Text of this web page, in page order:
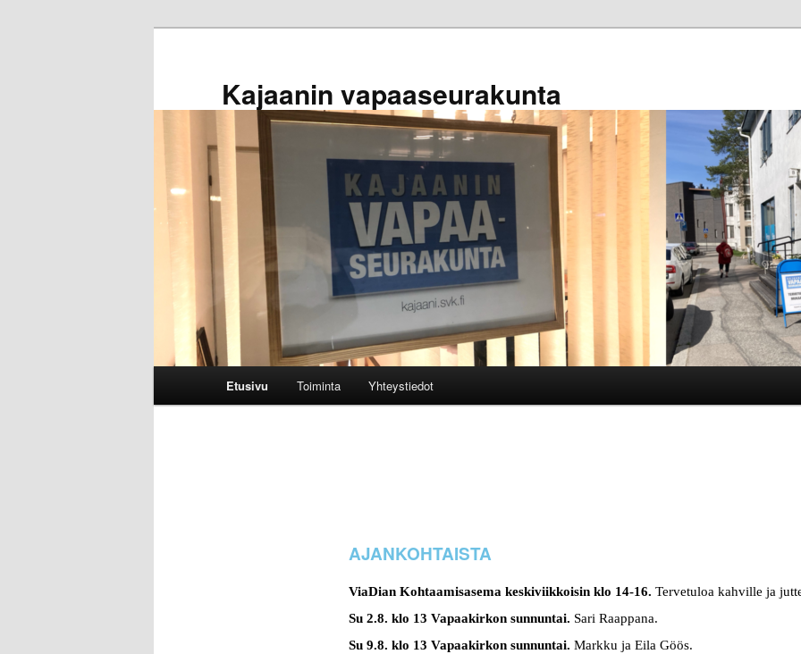
Kajaanin vapaaseurakunta
Etusivu Toiminta Yhteystiedot
AJANKOHTAISTA
ViaDian Kohtaamisasema keskiviikkoisin klo 14-16. Tervetuloa kahville ja
Su 2.8. klo 13 Vapaakirkon sunnuntai. Sari Raappana.
Su 9.8. klo 13 Vapaakirkon sunnuntai. Markku ja Eila Göös.